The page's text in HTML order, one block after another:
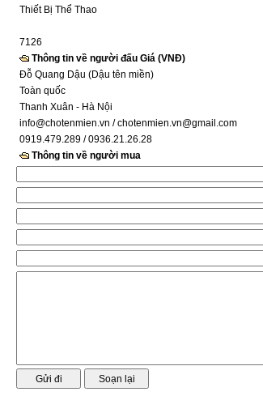
Thiết Bị Thể Thao
7126
Thông tin về người đấu Giá (VNĐ)
Đỗ Quang Dậu (Dậu tên miền)
Toàn quốc
Thanh Xuân - Hà Nội
info@chotenmien.vn / chotenmien.vn@gmail.com
0919.479.289 / 0936.21.26.28
Thông tin về người mua